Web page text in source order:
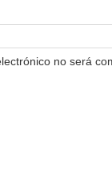
no será